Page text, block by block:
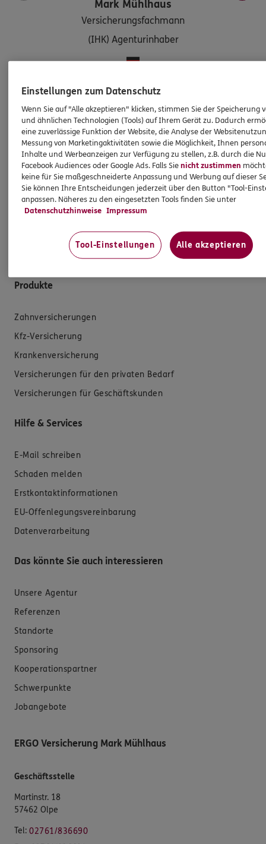
Mark Mühlhaus
Versicherungsfachmann
(IHK) Agenturinhaber
Tel: 02761/836690
Damit Sie Ihre Zukunft optimistisch gestalten können:
wir beraten Sie gerne rund um Versicherungen und
Vorsorge. Oder treffen Sie uns persönlich
in Olpe, Martinstr. 18.
Produkte
Zahnversicherungen
Kfz-Versicherung
Krankenversicherung
Versicherungen für den privaten Bedarf
Versicherungen für Geschäftskunden
Hilfe & Services
E-Mail schreiben
Schaden melden
Erstkontaktinformationen
EU-Offenlegungsvereinbarung
Datenverarbeitung
Das könnte Sie auch interessieren
Unsere Agentur
Referenzen
Standorte
Sponsoring
Kooperationspartner
Schwerpunkte
Jobangebote
ERGO Versicherung Mark Mühlhaus
Geschäftsstelle
Martinstr. 18
57462 Olpe
Tel: 02761/836690
Einstellungen zum Datenschutz
Wenn Sie auf "Alle akzeptieren" klicken, stimmen Sie der Speicherung
und ähnlichen Technologien (Tools) auf Ihrem Gerät zu. Dadurch
eine zuverlässige Funktion der Website, die Analyse der
Messung von Marketingaktivitäten sowie die Möglichkeit, Ihnen
Inhalte und Werbeanzeigen zur Verfügung zu stellen, z.B. durch die
Facebook Audiences oder Google Ads. Falls Sienicht zustimmen
keine für Sie maßgeschneiderte Anpassung und Werbung auf dieser
Sie können Ihre Entscheidungen jederzeit über den Button "Tool-
anpassen. Näheres zu den eingesetzten Tools finden Sie unter
Datenschutzhinweise Impressum
Tool-Einstellungen Alle akzeptieren